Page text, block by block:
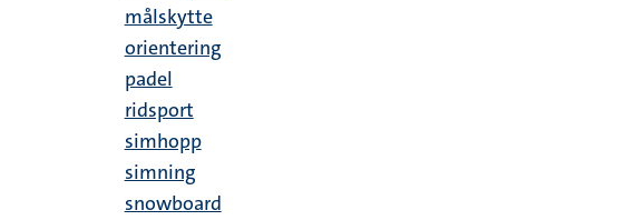
målskytte
orientering
padel
ridsport
simhopp
simning
snowboard